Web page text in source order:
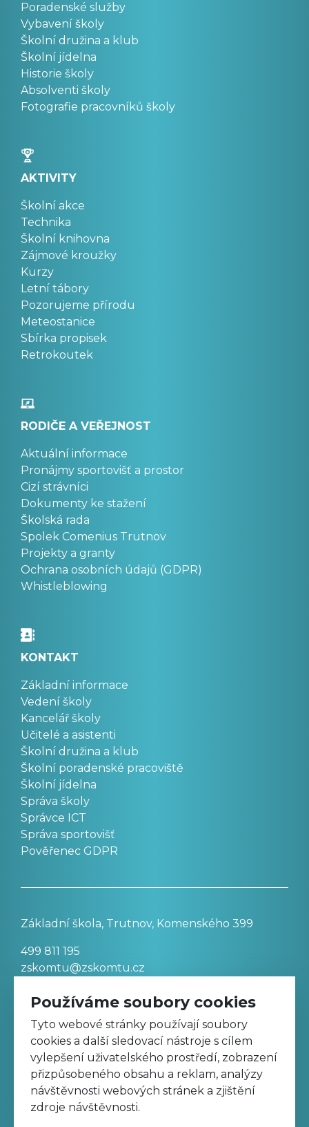
Poradenské služby
Vybavení školy
Školní družina a klub
Školní jídelna
Historie školy
Absolventi školy
Fotografie pracovníků školy
AKTIVITY
Školní akce
Technika
Školní knihovna
Zájmové kroužky
Kurzy
Letní tábory
Pozorujeme přírodu
Meteostanice
Sbírka propisek
Retrokoutek
RODIČE A VEŘEJNOST
Aktuální informace
Pronájmy sportovišť a prostor
Cizí strávníci
Dokumenty ke stažení
Školská rada
Spolek Comenius Trutnov
Projekty a granty
Ochrana osobních údajů (GDPR)
Whistleblowing
KONTAKT
Základní informace
Vedení školy
Kancelář školy
Učitelé a asistenti
Školní družina a klub
Školní poradenské pracoviště
Školní jídelna
Správa školy
Správce ICT
Správa sportovišť
Pověřenec GDPR
Základní škola, Trutnov, Komenského 399
499 811 195
zskomtu@zskomtu.cz
Prohlášení o přístupnosti stránek
Nastavení cookies
Sledujte nás na Facebooku
Používáme soubory cookies
Tyto webové stránky používají soubory
cookies a další sledovací nástroje s cílem
vylepšení uživatelského prostředí, zobrazení
přizpůsobeného obsahu a reklam, analýzy
návštěvnosti webových stránek a zjištění
zdroje návštěvnosti.